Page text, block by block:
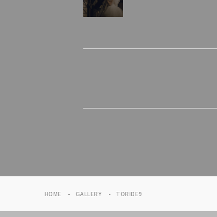
HOME GALLERY TORIDE9